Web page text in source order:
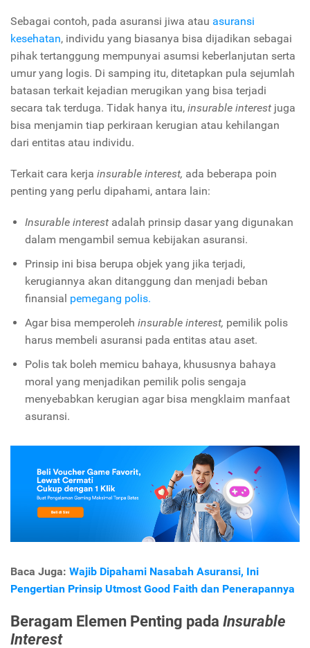
Sebagai contoh, pada asuransi jiwa atau asuransi
kesehatan, individu yang biasanya bisa dijadikan sebagai
pihak tertanggung mempunyai asumsi keberlanjutan serta
umur yang logis. Di samping itu, ditetapkan pula sejumlah
batasan terkait kejadian merugikan yang bisa terjadi
secara tak terduga. Tidak hanya itu, insurable interest juga
bisa menjamin tiap perkiraan kerugian atau kehilangan
dari entitas atau individu.
Terkait cara kerja insurable interest, ada beberapa poin
penting yang perlu dipahami, antara lain:
Insurable interest adalah prinsip dasar yang digunakan
dalam mengambil semua kebijakan asuransi.
Prinsip ini bisa berupa objek yang jika terjadi,
kerugiannya akan ditanggung dan menjadi beban
finansial pemegang polis.
Agar bisa memperoleh insurable interest, pemilik polis
harus membeli asuransi pada entitas atau aset.
Polis tak boleh memicu bahaya, khususnya bahaya
moral yang menjadikan pemilik polis sengaja
menyebabkan kerugian agar bisa mengklaim manfaat
asuransi.
Baca Juga: Wajib Dipahami Nasabah Asuransi, Ini
Pengertian Prinsip Utmost Good Faith dan Penerapannya
Beragam Elemen Penting pada Insurable
Interest